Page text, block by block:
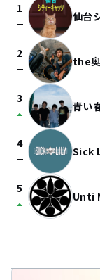
1
check_indeterminate_small 仙台
2
check_indeterminate_small the
3
arrow_drop_up 青い
4
check_indeterminate_small Sick
5
arrow_drop_up Unti